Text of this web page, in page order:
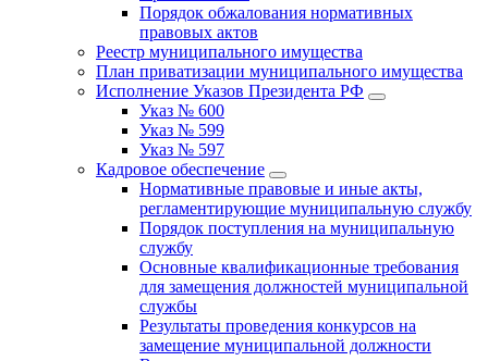
Порядок обжалования нормативных
правовых актов
Реестр муниципального имущества
План приватизации муниципального имущества
Исполнение Указов Президента РФ
Указ № 600
Указ № 599
Указ № 597
Кадровое обеспечение
Нормативные правовые и иные акты,
регламентирующие муниципальную службу
Порядок поступления на муниципальную
службу
Основные квалификационные требования
для замещения должностей муниципальной
службы
Результаты проведения конкурсов на
замещение муниципальной должности